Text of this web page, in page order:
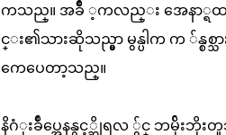
ကသည္။ အခ်ိဳ ့ကလည္း အေနာ္ရထာ
င္း၏သားဆိုသည္မွာ မွန္ပါက က ်န္
ကေပေတာ့သည္။
နိဂံုးခ်ဳပ္အေနနွင့္ဆိုရလ ်ွင္ ဘမ်ိုး